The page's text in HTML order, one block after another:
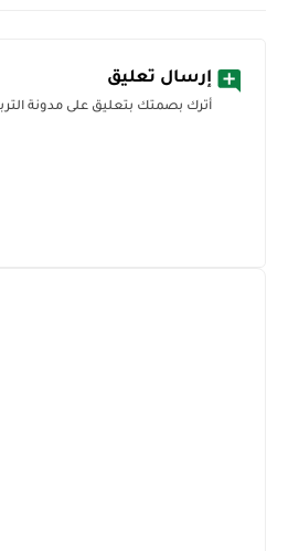
إرسال تعليق
أترك بصمتك بتعليق على مدونة